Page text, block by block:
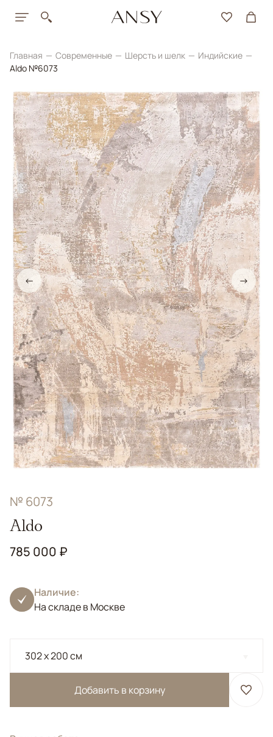
Главная Современные Шерсть и шелк
Индийские
Aldo №6073
← →
№ 6073
Aldo
785 000 ₽
Наличие:
На складе в Москве
302 x 200 см
Добавить в корзину